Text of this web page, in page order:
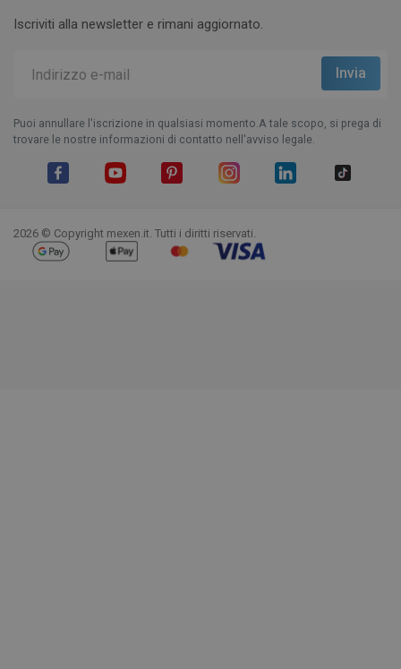
Iscriviti alla newsletter e rimani aggiornato.
Puoi annullare l'iscrizione in qualsiasi momento.A tale scopo, si prega di
trovare le nostre informazioni di contatto nell'avviso legale.
2026 © Copyright mexen.it. Tutti i diritti riservati.